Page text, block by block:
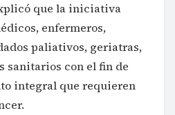
que la iniciativa
enfermeros,
paliativos, geriatras,
sanitarios con el fin de
integral que requieren